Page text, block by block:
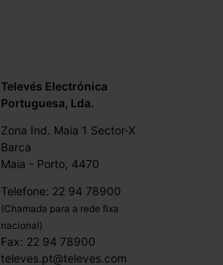
Televés Electrónica
Portuguesa, Lda.
Zona Ind. Maia 1 Sector-X
Barca
Maia - Porto, 4470
Telefone: 22 94 78900
(Chamada para a rede fixa
nacional)
Fax: 22 94 78900
televes.pt@televes.com